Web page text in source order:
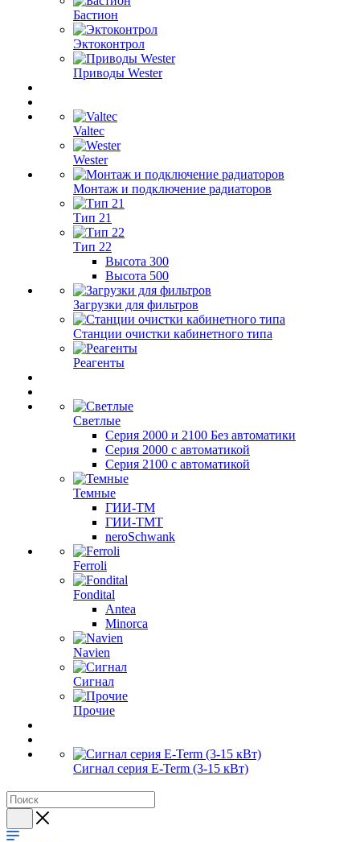
Бастион
Эктоконтрол
Приводы Wester
Valtec
Wester
Монтаж и подключение радиаторов
Тип 21
Тип 22
Высота 300
Высота 500
Загрузки для фильтров
Станции очистки кабинетного типа
Реагенты
Светлые
Серия 2000 и 2100 Без автоматики
Серия 2000 с автоматикой
Серия 2100 с автоматикой
Темные
ГИИ-ТМ
ГИИ-ТМТ
neroSchwank
Ferroli
Fondital
Antea
Minorca
Navien
Сигнал
Прочие
Сигнал серия E-Term (3-15 кВт)